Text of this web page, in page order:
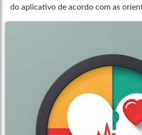
do aplicativo de acordo com as